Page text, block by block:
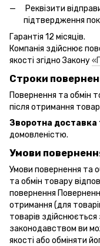
Реквізити
підтвердження
Гарантія 12 місяців.
Компанія здійснює
якості згідно Закону
Строки
Повернення та обмін
після отримання
Зворотна доставка
домовленістю.
Умови
Умови повернення та
та обмін товару
повернення
отримання (для
товарів
законодавством ви
якості або обміняти